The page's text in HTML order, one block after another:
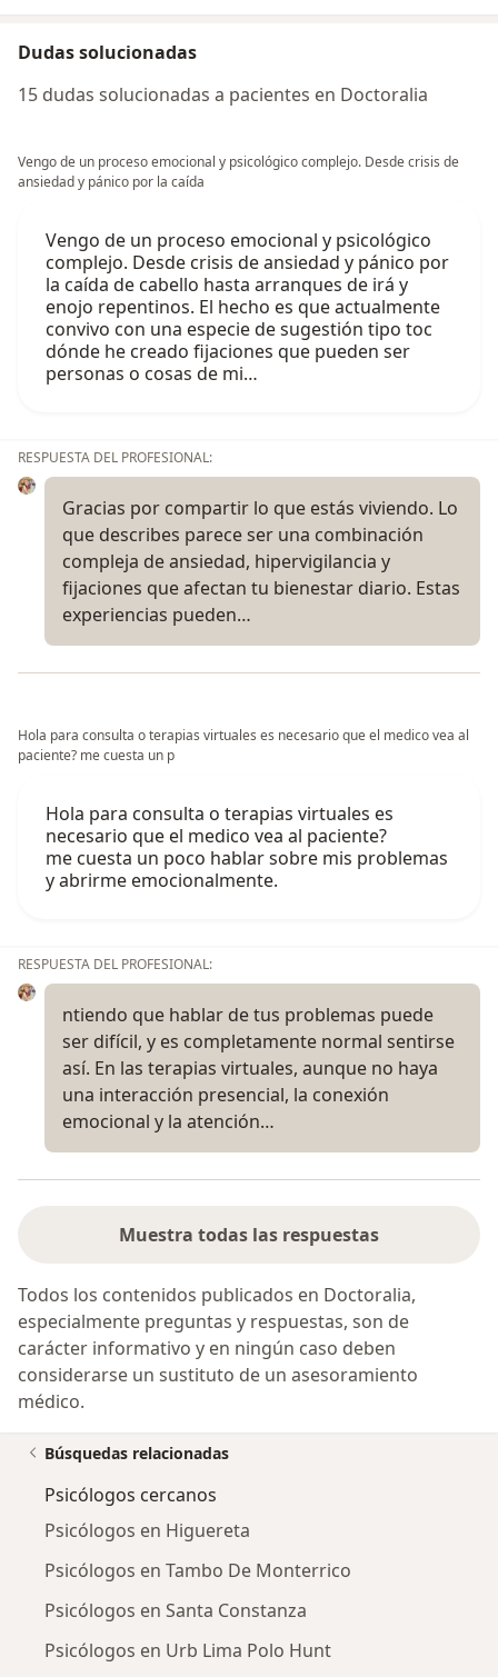
Dudas solucionadas
15 dudas solucionadas a pacientes en Doctoralia
Vengo de un proceso emocional y psicológico complejo. Desde crisis de
ansiedad y pánico por la caída
Vengo de un proceso emocional y psicológico
complejo. Desde crisis de ansiedad y pánico por
la caída de cabello hasta arranques de irá y
enojo repentinos. El hecho es que actualmente
convivo con una especie de sugestión tipo toc
dónde he creado fijaciones que pueden ser
personas o cosas de mi…
RESPUESTA DEL PROFESIONAL:
Gracias por compartir lo que estás viviendo. Lo
que describes parece ser una combinación
compleja de ansiedad, hipervigilancia y
fijaciones que afectan tu bienestar diario. Estas
experiencias pueden…
Hola para consulta o terapias virtuales es necesario que el medico vea al
paciente? me cuesta un p
Hola para consulta o terapias virtuales es
necesario que el medico vea al paciente?
me cuesta un poco hablar sobre mis problemas
y abrirme emocionalmente.
RESPUESTA DEL PROFESIONAL:
ntiendo que hablar de tus problemas puede
ser difícil, y es completamente normal sentirse
así. En las terapias virtuales, aunque no haya
una interacción presencial, la conexión
emocional y la atención…
Muestra todas las respuestas
Todos los contenidos publicados en Doctoralia,
especialmente preguntas y respuestas, son de
carácter informativo y en ningún caso deben
considerarse un sustituto de un asesoramiento
médico.
Búsquedas relacionadas
Psicólogos cercanos
Psicólogos en Higuereta
Psicólogos en Tambo De Monterrico
Psicólogos en Santa Constanza
Psicólogos en Urb Lima Polo Hunt